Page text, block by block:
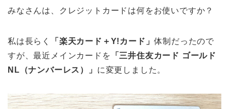
みなさんは、クレジットカードは何をお使いですか？
私は長らく 「楽天カード＋Y!カード」体制だったので
すが、最近メインカードを 「三井住友カード ゴールド
NL（ナンバーレス）」 に変更しました。